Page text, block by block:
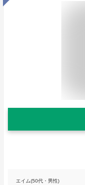
エイム(50代・男性)